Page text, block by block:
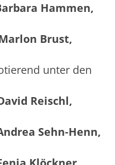
Hammen,
unter den
Reischl,
Sehn-Henn,